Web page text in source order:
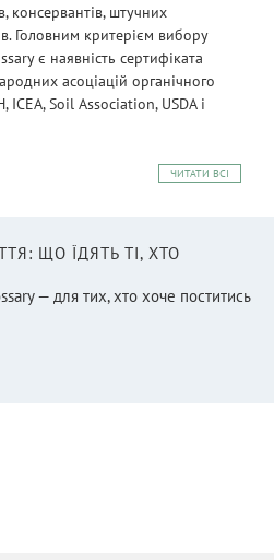
консервантів, штучних
Головним критерієм вибору
є наявність сертифіката
асоціацій органічного
ICEA, Soil Association, USDA і
ЧИТАТИ ВСІ
ЩО ЇДЯТЬ ТІ, ХТО
— для тих, хто хоче поститись